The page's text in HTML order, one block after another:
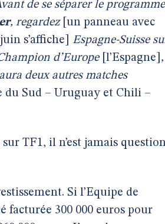
de se séparer le programme
, regardez[un panneau avec
s’affiche] Espagne-Suisse
d’Europe[l’Espagne] ,
deux autres matches
Sud – Uruguay et Chili –
TF1, il n’est jamais
Si l’Equipe de
300 000 euros pour